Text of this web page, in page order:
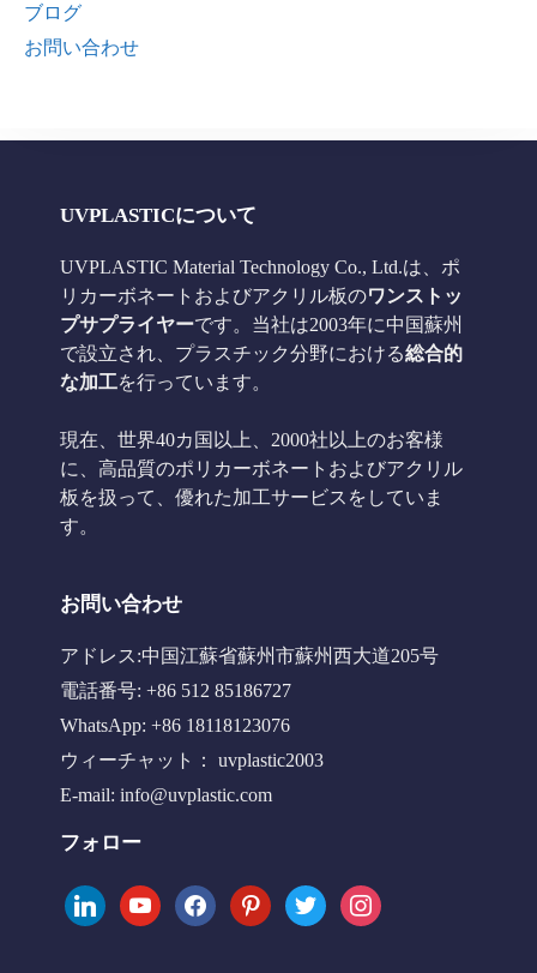
ブログ
お問い合わせ
UVPLASTICについて
UVPLASTIC Material Technology Co., Ltd.は、ポ
リカーボネートおよびアクリル板のワンストッ
プサプライヤーです。当社は2003年に中国蘇州
で設立され、プラスチック分野における総合的
な加工を行っています。
現在、世界40カ国以上、2000社以上のお客様
に、高品質のポリカーボネートおよびアクリル
板を扱って、優れた加工サービスをしていま
す。
お問い合わせ
アドレス:中国江蘇省蘇州市蘇州西大道205号
電話番号: +86 512 85186727
WhatsApp: +86 18118123076
ウィーチャット： uvplastic2003
E-mail: info@uvplastic.com
フォロー
linkedinyoutubefacebookpinteresttwitter instagram